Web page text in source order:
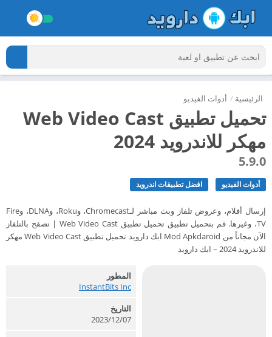
الرئيسية / أدوات الفيديو
تحميل تطبيق Web Video Cast
مهكر للاندرويد 2024
5.9.0
أدوات الفيديو افضل تطبيقات اندرويد
إرسال أفلام، وعروض تلفاز وبث مباشر لـChromecast، وRoku، وDLNA، وFire
TV، وغيرها. قم بتحميل تطبيق تحميل تطبيق Web Video Cast | تصفح بالتلفاز
الآن مجاناً من Mod Apkdaroid ابك دارويد تحميل تطبيق Web Video Cast مهكر
للاندرويد 2024 – ابك دارويد
المطور
InstantBits Inc‏
التاريخ
07‏/12‏/2023